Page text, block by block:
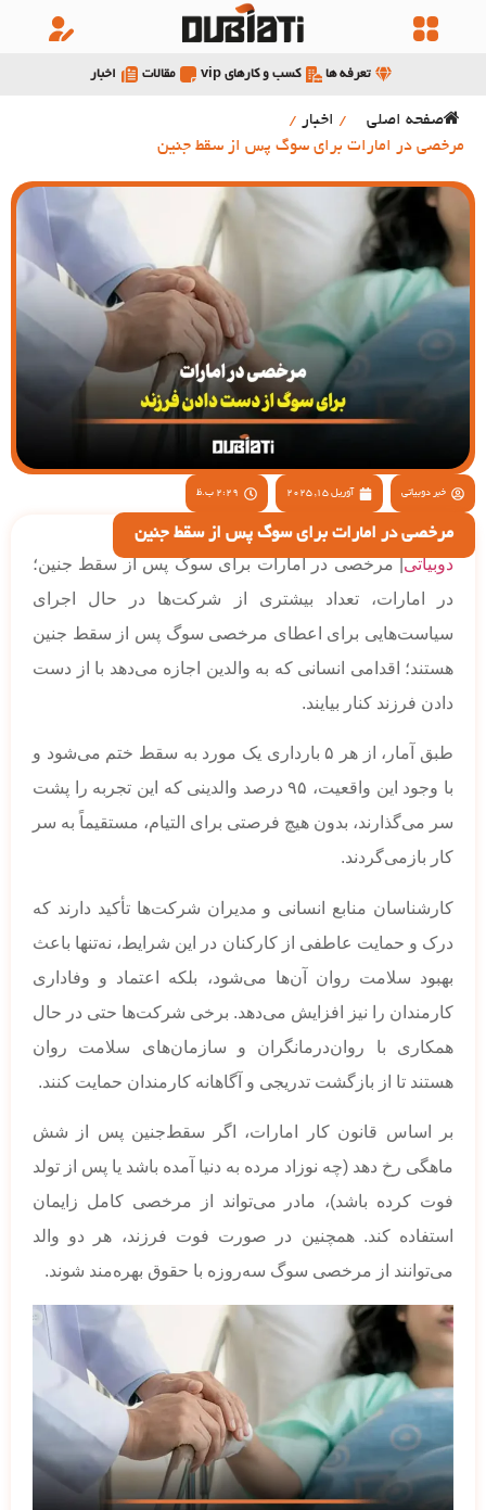
تعرفه ها کسب و کارهای vip مقالات اخبار
صفحه اصلی / اخبار /
مرخصی در امارات برای سوگ پس از سقط جنین
خبر دوبیاتی آوریل 15, 2025 2:29 ب.ظ
مرخصی در امارات برای سوگ پس از سقط جنین
دوبیاتی| مرخصی در امارات برای سوگ پس از سقط جنین؛
در امارات، تعداد بیشتری از شرکت‌ها در حال اجرای
سیاست‌هایی برای اعطای مرخصی سوگ پس از سقط جنین
هستند؛ اقدامی انسانی که به والدین اجازه می‌دهد با از دست
دادن فرزند کنار بیایند.
طبق آمار، از هر ۵ بارداری یک مورد به سقط ختم می‌شود و
با وجود این واقعیت، ۹۵ درصد والدینی که این تجربه را پشت
سر می‌گذارند، بدون هیچ فرصتی برای التیام، مستقیماً به سر
کار بازمی‌گردند.
کارشناسان منابع انسانی و مدیران شرکت‌ها تأکید دارند که
درک و حمایت عاطفی از کارکنان در این شرایط، نه‌تنها باعث
بهبود سلامت روان آن‌ها می‌شود، بلکه اعتماد و وفاداری
کارمندان را نیز افزایش می‌دهد. برخی شرکت‌ها حتی در حال
همکاری با روان‌درمانگران و سازمان‌های سلامت روان
هستند تا از بازگشت تدریجی و آگاهانه کارمندان حمایت کنند.
بر اساس قانون کار امارات، اگر سقط‌جنین پس از شش
ماهگی رخ دهد (چه نوزاد مرده به دنیا آمده باشد یا پس از تولد
فوت کرده باشد)، مادر می‌تواند از مرخصی کامل زایمان
استفاده کند. همچنین در صورت فوت فرزند، هر دو والد
می‌توانند از مرخصی سوگ سه‌روزه با حقوق بهره‌مند شوند.